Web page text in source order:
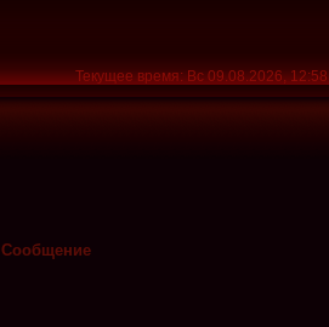
Текущее время: Вс 09.08.2026, 12:58
Сообщение